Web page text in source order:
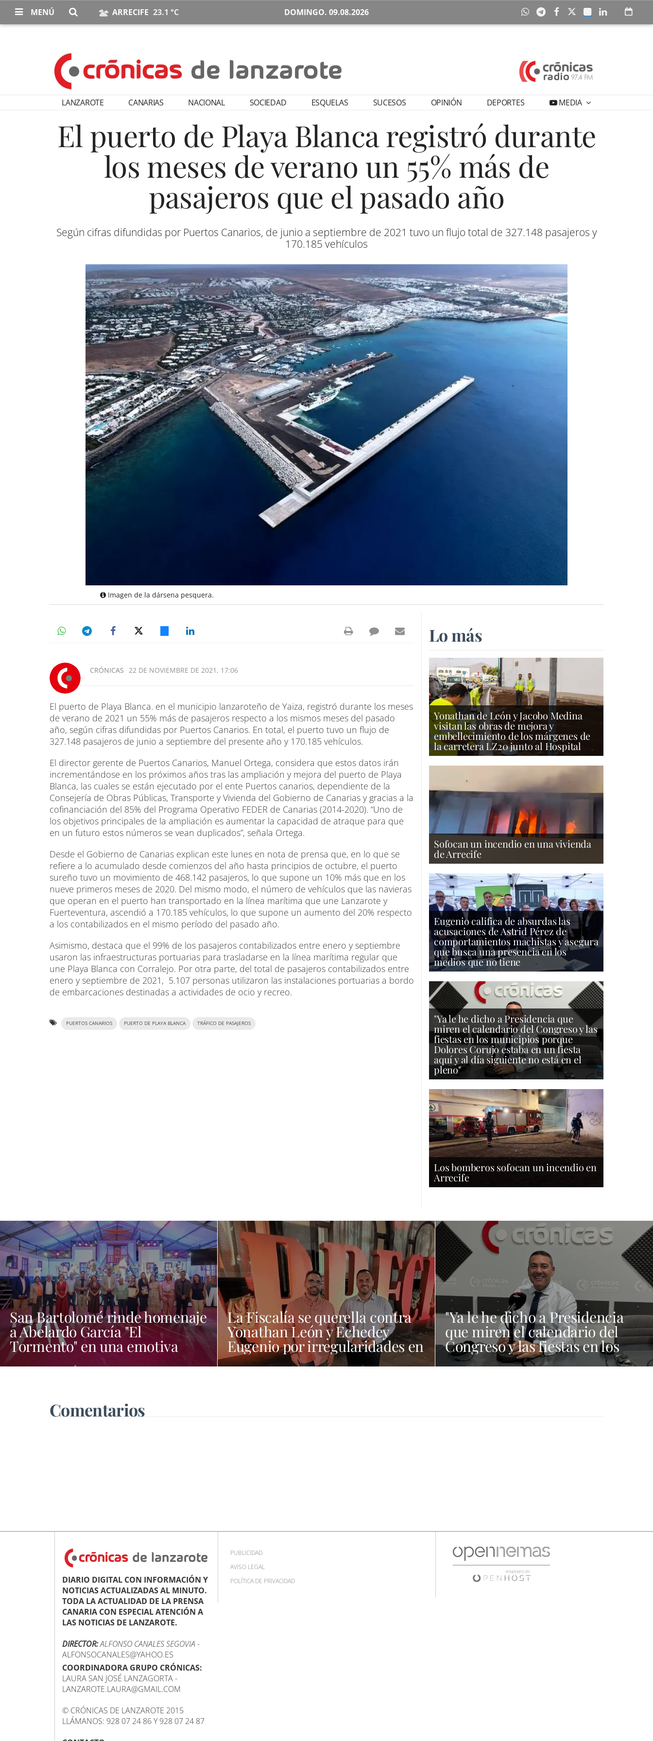
MENÚ ARRECIFE 23.1 °C DOMINGO. 09.08.2026
LANZAROTE CANARIAS NACIONAL SOCIEDAD ESQUELAS SUCESOS OPINIÓN DEPORTES MEDIA
El puerto de Playa Blanca registró durante
los meses de verano un 55% más de
pasajeros que el pasado año
Según cifras difundidas por Puertos Canarios, de junio a septiembre de 2021 tuvo un flujo total de 327.148 pasajeros y
170.185 vehículos
Imagen de la dársena pesquera.
CRÓNICAS 22 DE NOVIEMBRE DE 2021, 17:06
El puerto de Playa Blanca. en el municipio lanzaroteño de Yaiza, registró durante los meses
de verano de 2021 un 55% más de pasajeros respecto a los mismos meses del pasado
año, según cifras difundidas por Puertos Canarios. En total, el puerto tuvo un flujo de
327.148 pasajeros de junio a septiembre del presente año y 170.185 vehículos.
El director gerente de Puertos Canarios, Manuel Ortega, considera que estos datos irán
incrementándose en los próximos años tras las ampliación y mejora del puerto de Playa
Blanca, las cuales se están ejecutado por el ente Puertos canarios, dependiente de la
Consejería de Obras Públicas, Transporte y Vivienda del Gobierno de Canarias y gracias a la
cofinanciación del 85% del Programa Operativo FEDER de Canarias (2014-2020). “Uno de
los objetivos principales de la ampliación es aumentar la capacidad de atraque para que
en un futuro estos números se vean duplicados”, señala Ortega.
Desde el Gobierno de Canarias explican este lunes en nota de prensa que, en lo que se
refiere a lo acumulado desde comienzos del año hasta principios de octubre, el puerto
sureño tuvo un movimiento de 468.142 pasajeros, lo que supone un 10% más que en los
nueve primeros meses de 2020. Del mismo modo, el número de vehículos que las navieras
que operan en el puerto han transportado en la línea marítima que une Lanzarote y
Fuerteventura, ascendió a 170.185 vehículos, lo que supone un aumento del 20% respecto
a los contabilizados en el mismo período del pasado año.
Asimismo, destaca que el 99% de los pasajeros contabilizados entre enero y septiembre
usaron las infraestructuras portuarias para trasladarse en la línea marítima regular que
une Playa Blanca con Corralejo. Por otra parte, del total de pasajeros contabilizados entre
enero y septiembre de 2021, 5.107 personas utilizaron las instalaciones portuarias a bordo
de embarcaciones destinadas a actividades de ocio y recreo.
PUERTOS CANARIOS PUERTO DE PLAYA BLANCA TRÁFICO DE PASAJEROS
Lo más
Yonathan de León y Jacobo Medina
visitan las obras de mejora y
embellecimiento de los márgenes de
la carretera LZ20 junto al Hospital
Sofocan un incendio en una vivienda
de Arrecife
Eugenio califica de absurdas las
acusaciones de Astrid Pérez de
comportamientos machistas y asegura
que busca una presencia en los
medios que no tiene
"Ya le he dicho a Presidencia que
miren el calendario del Congreso y las
fiestas en los municipios porque
Dolores Corujo estaba en un fiesta
aquí y al día siguiente no está en el
pleno"
Los bomberos sofocan un incendio en
Arrecife
San Bartolomé rinde homenaje
a Abelardo García "El
Tormento" en una emotiva
noche dedicada al folclore
La Fiscalía se querella contra
Yonathan León y Echedey
Eugenio por irregularidades en
las contrataciones de las
"Ya le he dicho a Presidencia
que miren el calendario del
Congreso y las fiestas en los
municipios porque Dolores
Comentarios
DIARIO DIGITAL CON INFORMACIÓN Y
NOTICIAS ACTUALIZADAS AL MINUTO.
TODA LA ACTUALIDAD DE LA PRENSA
CANARIA CON ESPECIAL ATENCIÓN A
LAS NOTICIAS DE LANZAROTE.
DIRECTOR:ALFONSO CANALES SEGOVIA -
ALFONSOCANALES@YAHOO.ES
COORDINADORA GRUPO CRÓNICAS:
LAURA SAN JOSÉ LANZAGORTA -
LANZAROTE.LAURA@GMAIL.COM
© CRÓNICAS DE LANZAROTE 2015
LLÁMANOS: 928 07 24 86 Y 928 07 24 87
PUBLICIDAD
AVISO LEGAL
POLÍTICA DE PRIVACIDAD